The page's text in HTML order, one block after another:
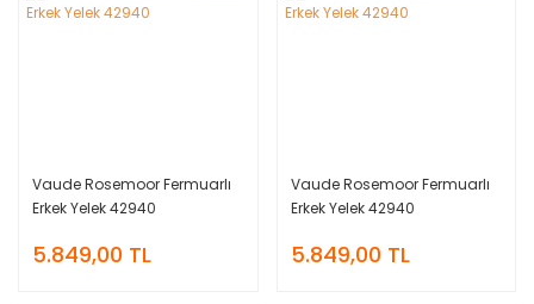
Vaude Rosemoor Fermuarlı
Erkek Yelek 42940
5.849,00 TL
Vaude Rosemoor Fermuarlı
Erkek Yelek 42940
5.849,00 TL